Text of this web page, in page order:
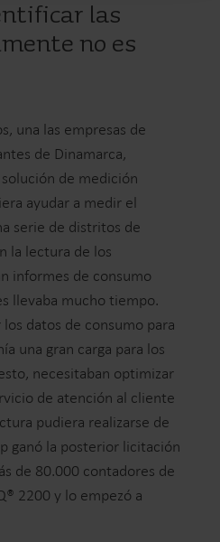
las
no es
una las empresas de
de Dinamarca,
de medición
ayudar a medir el
serie de distritos de
la lectura de los
informes de consumo
llevaba mucho tiempo.
datos de consumo para
una gran carga para los
necesitaban optimizar
de atención al cliente
pudiera realizarse de
ganó la posterior licitación
de 80.000 contadores de
2200 y lo empezó a